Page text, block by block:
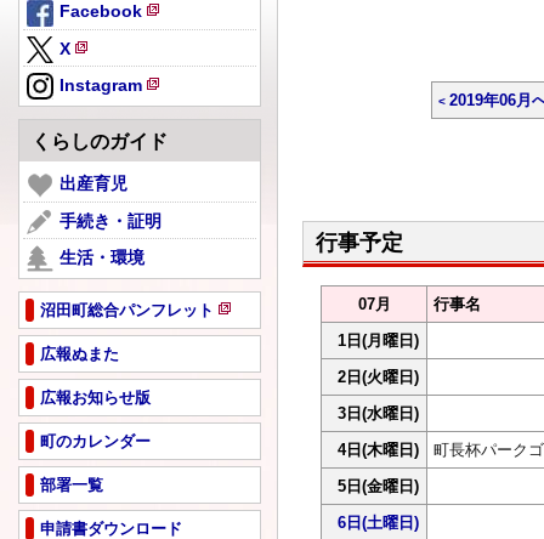
2019年06月
行事予定
07月
行事名
1日 (月曜日)
2日 (火曜日)
3日 (水曜日)
4日 (木曜日)
町長杯パーク
5日 (金曜日)
6日 (土曜日)
Facebook
新
ペ
ー
ジ
で
き
ま
X
新
規
ペ
ー
ジ
で
開
き
ま
す
Instagram
新
規
ペ
ジ
で
き
ま
す
くらしのガイド
出産育児
手続き・証明
生活・環境
沼田町総合パンフレット
新
ペ
ジ
開
ま
広報ぬまた
広報お知らせ版
町のカレンダー
部署一覧
申請書ダウンロード